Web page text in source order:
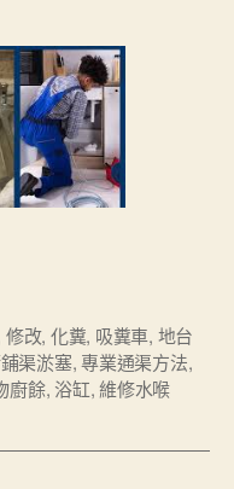
修改, 化糞, 吸糞車, 地台
渠淤塞,專業通渠方法,
廚餘, 浴缸,維修水喉